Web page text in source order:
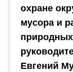
охране
мусора и
Евгений